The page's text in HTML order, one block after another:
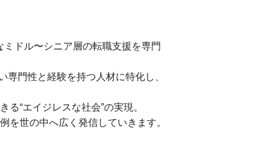
ドル〜シニア層の転職支援を専門
門性と経験を持つ人材に特化し、
“エイジレスな社会”の実現。
を世の中へ広く発信していきます。